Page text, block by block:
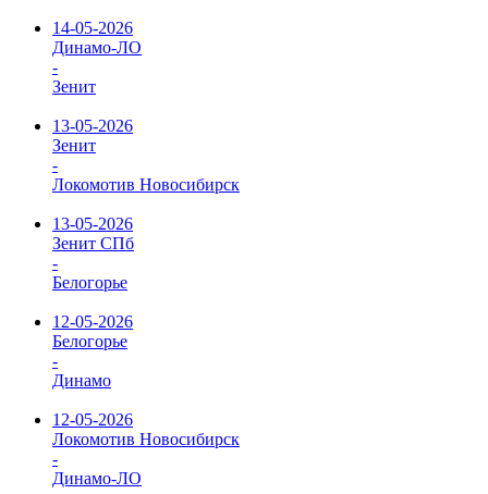
14-05-2026
Динамо-ЛО
-
Зенит
13-05-2026
Зенит
-
Локомотив Новосибирск
13-05-2026
Зенит СПб
-
Белогорье
12-05-2026
Белогорье
-
Динамо
12-05-2026
Локомотив Новосибирск
-
Динамо-ЛО